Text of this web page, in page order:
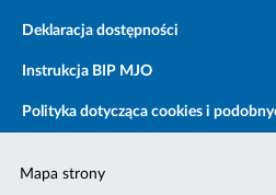
Deklaracja dostępności
Instrukcja BIP MJO
Polityka dotycząca cookies i
Mapa strony